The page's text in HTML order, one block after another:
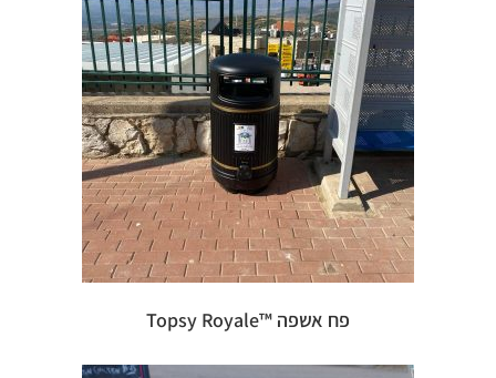
פח אשפה ™Topsy Royale